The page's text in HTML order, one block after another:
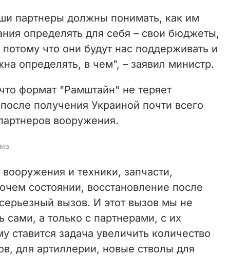
d
e
o
партнеры должны понимать, как им
определять для себя – свои бюджеты,
что они будут нас поддерживать и
определять, в чем", – заявил министр.
формат "Рамштайн" не теряет
получения Украиной почти всего
вооружения.
и техники, запчасти,
состоянии, восстановление после
вызов. И этот вызов мы не
а только с партнерами, с их
ставится задача увеличить количество
для артиллерии, новые стволы для